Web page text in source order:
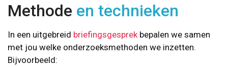
Methode en technieken
In een uitgebreid briefingsgesprek bepalen we samen
met jou welke onderzoeksmethoden we inzetten.
Bijvoorbeeld: